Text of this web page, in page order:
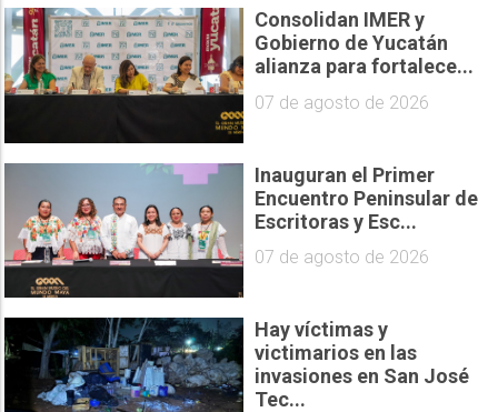
Consolidan IMER y
Gobierno de Yucatán
alianza para fortalece...
07 de agosto de 2026
Inauguran el Primer
Encuentro Peninsular de
Escritoras y Esc...
07 de agosto de 2026
Hay víctimas y
victimarios en las
invasiones en San José
Tec...